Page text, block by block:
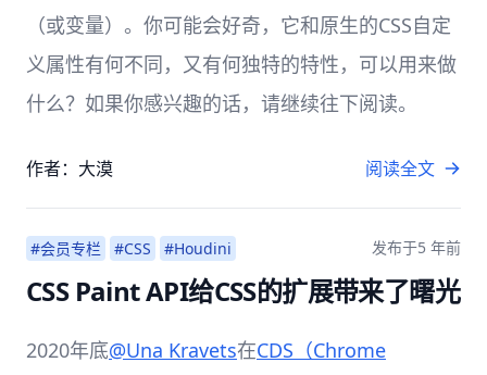
（或变量）。你可能会好奇，它和原生的CSS自定
义属性有何不同，又有何独特的特性，可以用来做
什么？如果你感兴趣的话，请继续往下阅读。
作者：大漠 阅读全文
#会员专栏 #CSS #Houdini 发布于5 年前
CSS Paint API给CSS的扩展带来了曙光
2020年底@Una Kravets在CDS（Chrome